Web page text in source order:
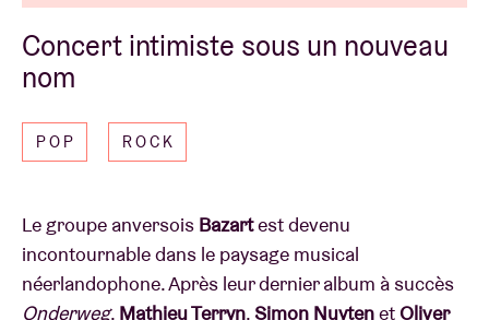
Concert intimiste sous un nouveau
nom
POP ROCK
Le groupe anversois Bazartest devenu
incontournable dans le paysage musical
néerlandophone. Après leur dernier album à succès
Onderweg, Mathieu Terryn, Simon NuytenetOliver